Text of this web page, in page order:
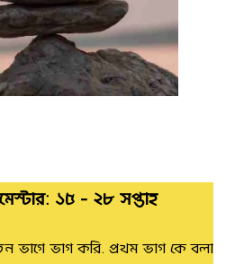
১৫ - ২৮ সপ্তাহ
ভাগে ভাগ করি. প্রথম ভাগ কে বলা